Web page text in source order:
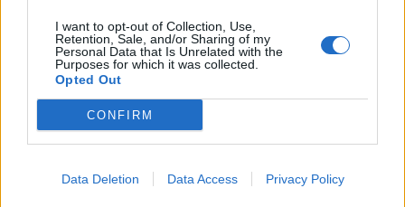
I want to opt-out of Collection, Use,
Retention, Sale, and/or Sharing of my
Personal Data that Is Unrelated with the
Purposes for which it was collected.
Opted Out
CONFIRM
Data Deletion Data Access Privacy Policy